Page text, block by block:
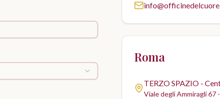
Roma
TERZO SPAZIO -
Viale degli Ammiragli 67